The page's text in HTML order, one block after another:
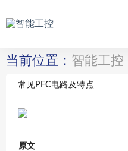
当前位置： 智能工控
常见PFC电路及特点
原文